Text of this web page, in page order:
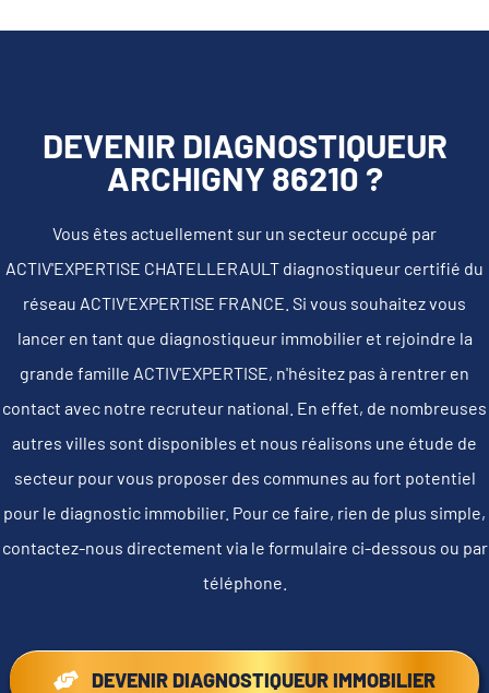
DEVENIR DIAGNOSTIQUEUR
ARCHIGNY 86210 ?
Vous êtes actuellement sur un secteur occupé par
ACTIV'EXPERTISE CHATELLERAULT diagnostiqueur certifié du
réseau ACTIV'EXPERTISE FRANCE. Si vous souhaitez vous
lancer en tant que diagnostiqueur immobilier et rejoindre la
grande famille ACTIV'EXPERTISE, n'hésitez pas à rentrer en
contact avec notre recruteur national. En effet, de nombreuses
autres villes sont disponibles et nous réalisons une étude de
secteur pour vous proposer des communes au fort potentiel
pour le diagnostic immobilier. Pour ce faire, rien de plus simple,
contactez-nous directement via le formulaire ci-dessous ou par
téléphone.
DEVENIR DIAGNOSTIQUEUR IMMOBILIER